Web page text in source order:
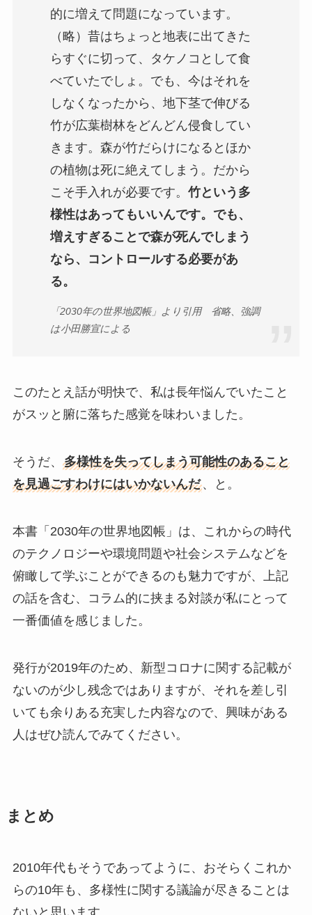
的に増えて問題になっています。
（略）昔はちょっと地表に出てきた
らすぐに切って、タケノコとして食
べていたでしょ。でも、今はそれを
しなくなったから、地下茎で伸びる
竹が広葉樹林をどんどん侵食してい
きます。森が竹だらけになるとほか
の植物は死に絶えてしまう。だから
こそ手入れが必要です。 竹という多
様性はあってもいいんです。でも、
増えすぎることで森が死んでしまう
なら、コントロールする必要があ
る。
「2030年の世界地図帳」より引用 省略、強調
は小田勝宣による
このたとえ話が明快で、私は長年悩んでいたこと
がスッと腑に落ちた感覚を味わいました。
そうだ、 多様性を失ってしまう可能性のあること
を見過ごすわけにはいかないんだ、と。
本書「2030年の世界地図帳」は、これからの時代
のテクノロジーや環境問題や社会システムなどを
俯瞰して学ぶことができるのも魅力ですが、上記
の話を含む、コラム的に挟まる対談が私にとって
一番価値を感じました。
発行が2019年のため、新型コロナに関する記載が
ないのが少し残念ではありますが、それを差し引
いても余りある充実した内容なので、興味がある
人はぜひ読んでみてください。
まとめ
2010年代もそうであってように、おそらくこれか
らの10年も、多様性に関する議論が尽きることは
ないと思います。